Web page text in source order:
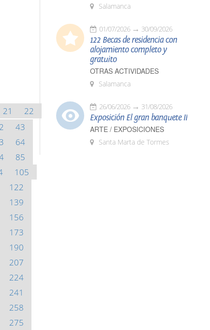
21
22
43
64
85
105
122
139
156
173
190
207
224
241
258
275
Salamanca
01/07/2026 30/09/2026
122 Becas de residencia con
alojamiento completo y
gratuito
OTRAS ACTIVIDADES
Salamanca
26/06/2026 31/08/2026
Exposición El gran banquete II
ARTE / EXPOSICIONES
Santa Marta de Tormes